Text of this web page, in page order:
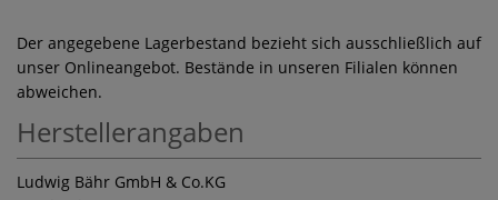
Der angegebene Lagerbestand bezieht sich ausschließlich auf
unser Onlineangebot. Bestände in unseren Filialen können
abweichen.
Herstellerangaben
Ludwig Bähr GmbH & Co.KG